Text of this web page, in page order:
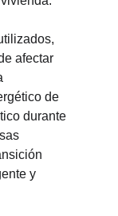
afectar
de
durante
y